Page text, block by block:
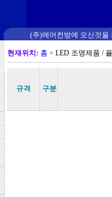
(주)에어컨방에 오신것을
현재위치: 홈 > LED 조명제품 /
규격 구분